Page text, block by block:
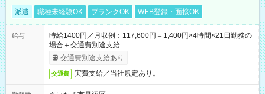
派遣 職種未経験OK ブランクOK WEB登録・面接OK
給与
時給1400円／月収例：117,600円＝1,400円×4時間×21日勤務の
場合＋交通費別途支給
交通費別途支給あり
交通費 実費支給／当社規定あり。